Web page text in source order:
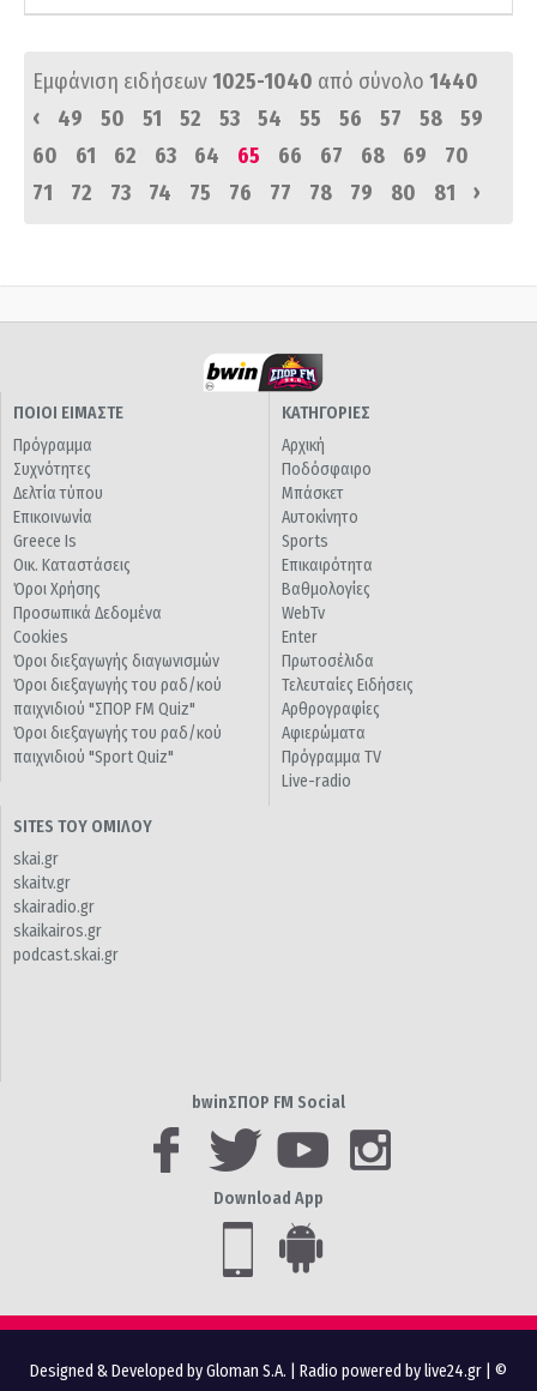
Εμφάνιση ειδήσεων1025-1040 από σύνολο 1440
‹
49 50 51 52 53 54 55 56 57 58
59
60
61 62 63 64 65 66 67 68 69
70
71
72 73 74 75 76 77 78 79 80 81 ›
ΠΟΙΟΙ ΕΙΜΑΣΤΕ
Πρόγραμμα
Συχνότητες
Δελτία τύπου
Επικοινωνία
Greece Is
Οικ. Καταστάσεις
Όροι Χρήσης
Προσωπικά Δεδομένα
Cookies
Όροι διεξαγωγής διαγωνισμών
Όροι διεξαγωγής του ραδ/κού
παιχνιδιού "ΣΠΟΡ FM Quiz"
Όροι διεξαγωγής του ραδ/κού
παιχνιδιού "Sport Quiz"
ΚΑΤΗΓΟΡΙΕΣ
Αρχική
Ποδόσφαιρο
Μπάσκετ
Αυτοκίνητο
Sports
Επικαιρότητα
Βαθμολογίες
WebTv
Enter
Πρωτοσέλιδα
Τελευταίες Ειδήσεις
Αρθρογραφίες
Αφιερώματα
Πρόγραμμα TV
Live-radio
SITES ΤΟΥ ΟΜΙΛΟΥ
skai.gr
skaitv.gr
skairadio.gr
skaikairos.gr
podcast.skai.gr
bwinΣΠΟΡ FM Social
Download App
Designed & Developed by Gloman S.A. Radio powered by live24.gr | ©